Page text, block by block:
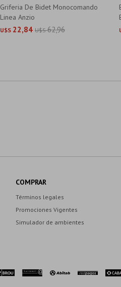
Griferia De Bidet Monocomando
Linea Anzio
U$S 22,84 U$S 62,96
COMPRAR
Términos legales
Promociones Vigentes
Simulador de ambientes